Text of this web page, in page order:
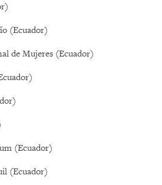
(Ecuador)
de Mujeres (Ecuador)
(Ecuador)
(Ecuador)